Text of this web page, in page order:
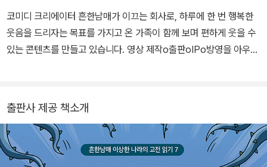
코미디 크리에이터 흔한남매가 이끄는 회사로, 하루에 한 번 행복한
웃음을 드리자는 목표를 가지고 온 가족이 함께 보며 편하게 웃을 수
있는 콘텐츠를 만들고 있습니다. 영상 제작o출판oIPo방영을 아우르
출판사 제공 책소개